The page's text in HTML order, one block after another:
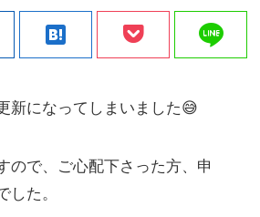
hatenabookmark line
新になってしまいました😅
ので、ご心配下さった方、申
した。